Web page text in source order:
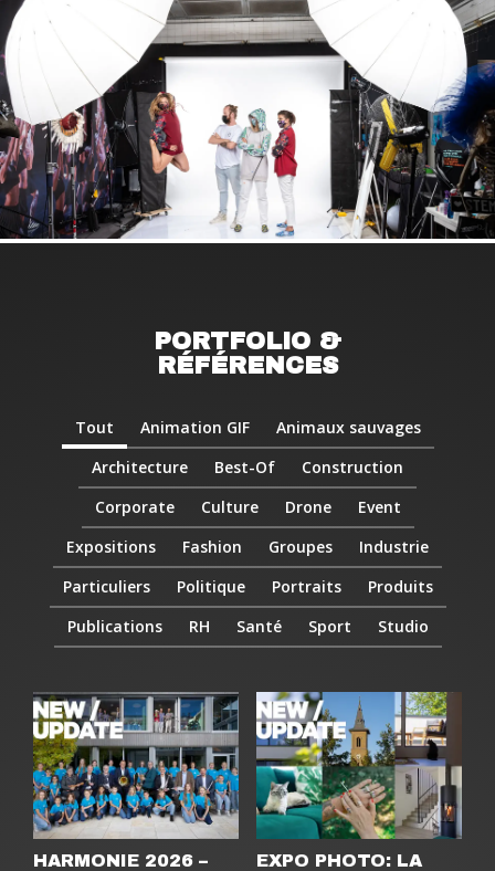
PORTFOLIO &
RÉFÉRENCES
Tout Animation GIF
Animaux sauvages
Architecture
Best-Of
Construction
Corporate
Culture Drone
Event
Expositions
Fashion Groupes
Industrie
Particuliers
Politique Portraits
Produits
Publications
RH Santé Sport Studio
HARMONIE 2026 –
EXPO PHOTO: LA